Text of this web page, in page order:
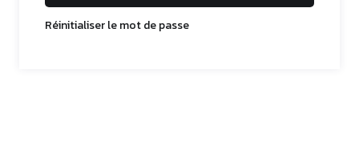
Réinitialiser le mot de passe